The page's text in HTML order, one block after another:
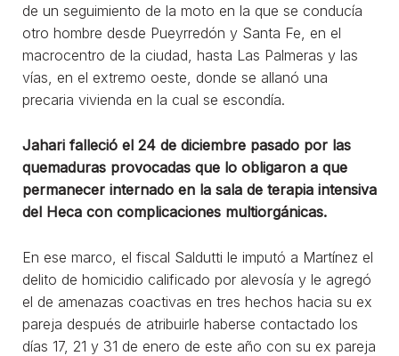
de un seguimiento de la moto en la que se conducía
otro hombre desde Pueyrredón y Santa Fe, en el
macrocentro de la ciudad, hasta Las Palmeras y las
vías, en el extremo oeste, donde se allanó una
precaria vivienda en la cual se escondía.
Jahari falleció el 24 de diciembre pasado por las
quemaduras provocadas que lo obligaron a que
permanecer internado en la sala de terapia intensiva
del Heca con complicaciones multiorgánicas.
En ese marco, el fiscal Saldutti le imputó a Martínez el
delito de homicidio calificado por alevosía y le agregó
el de amenazas coactivas en tres hechos hacia su ex
pareja después de atribuirle haberse contactado los
días 17, 21 y 31 de enero de este año con su ex pareja